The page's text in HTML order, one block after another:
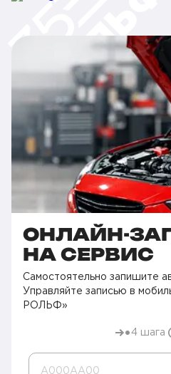
ОНЛАЙН-
НА СЕРВИС
Самостоятельно запишите
Управляйте записью в
РОЛЬФ»
4 шага
А000AA00